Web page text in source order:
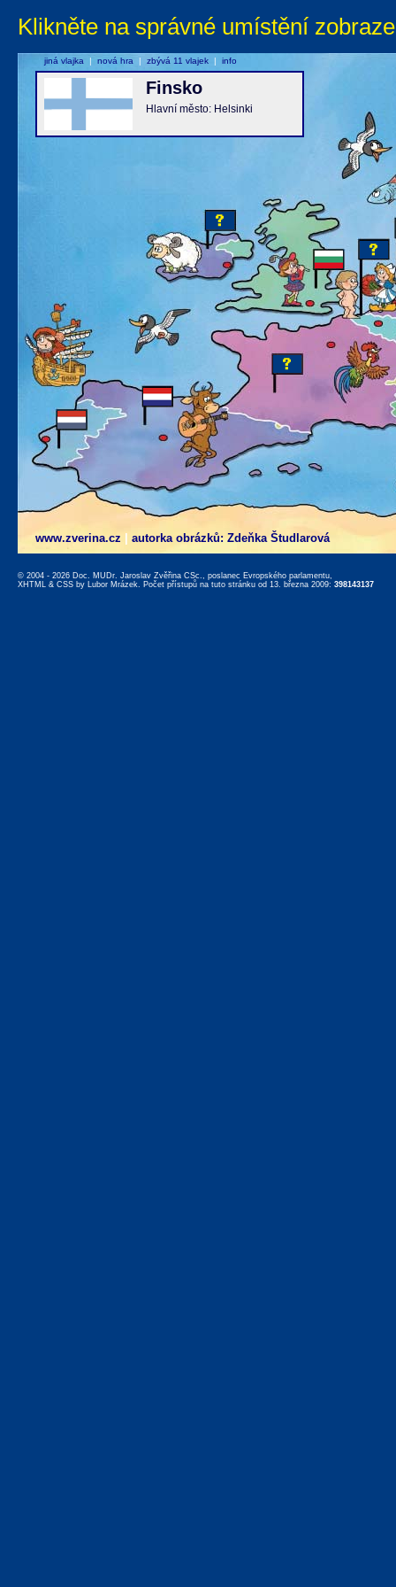
Klikněte na správné umístění
www.zverina.cz autorka obrázků: Zdeňka Študlarová
Finsko
Hlavní město: Helsinki
jiná vlajka | nová hra | zbývá 11 vlajek | info
© 2004 - 2026 Doc. MUDr. Jaroslav Zvěřina CSc., poslanec Evropského parlamentu,
XHTML & CSS by Lubor Mrázek. Počet přístupů na tuto stránku od 13. března 2009: 398143137